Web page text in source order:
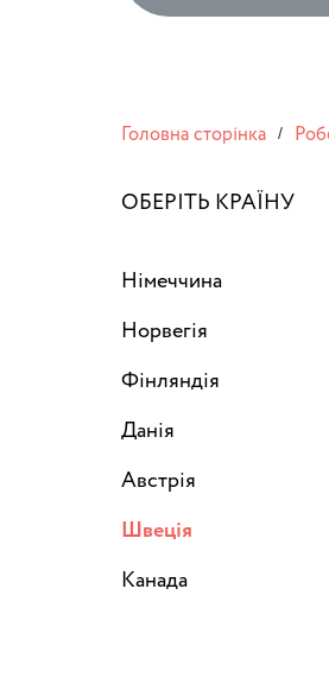
Головна сторінка /
ОБЕРІТЬ КРАЇНУ
Німеччина
Норвегія
Фінляндія
Данія
Австрія
Швеція
Канада